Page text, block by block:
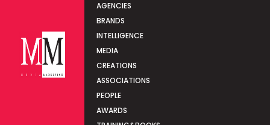
AGENCIES
BRANDS
INTELLIGENCE
MEDIA
CREATIONS
ASSOCIATIONS
PEOPLE
AWARDS